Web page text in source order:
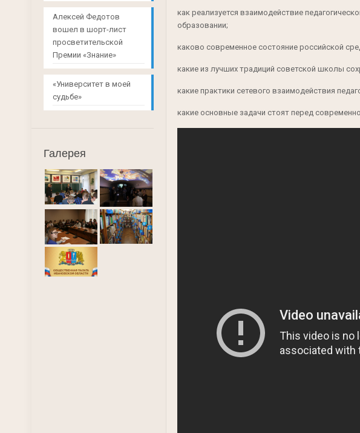
как реализуется взаимодействие
образовании;
каково современное состояние российской
какие из лучших традиций советской школы
какие практики сетевого взаимодействия
какие основные задачи стоят перед
Алексей Федотов
вошел в шорт-лист
просветительской
Премии «Знание»
«Университет в моей
судьбе»
Галерея